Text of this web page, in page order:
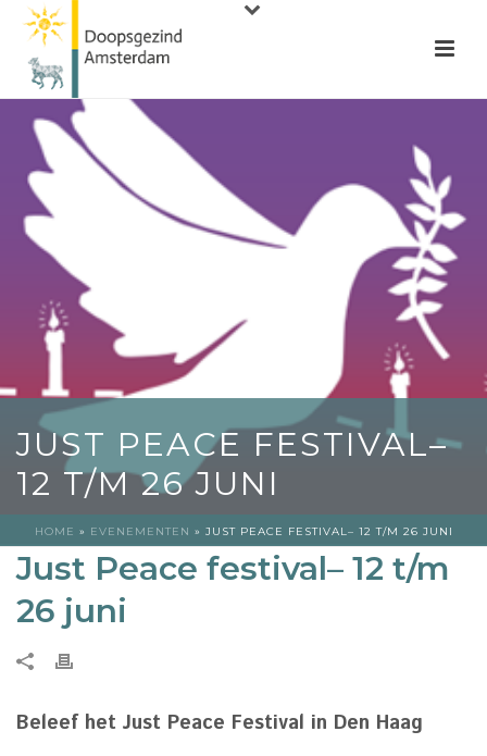
JUST PEACE FESTIVAL–
12 T/M 26 JUNI
HOME » EVENEMENTEN » JUST PEACE FESTIVAL– 12 T/M 26 JUNI
Just Peace festival– 12 t/m
26 juni
Beleef het Just Peace Festival in Den Haag